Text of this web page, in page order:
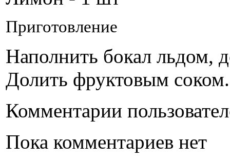
Приготовление
Наполнить бокал льдом,
Долить фруктовым
Комментарии
Пока комментариев нет